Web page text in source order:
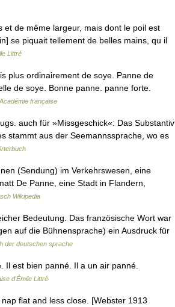
de même largeur, mais dont le poil est
se piquait tellement de belles mains, qu il
Littré
plus ordinairement de soye. Panne de
de soye. Bonne panne. panne forte.
française
auch für »Missgeschick«: Das Substantiv
stammt aus der Seemannssprache, wo es
(Sendung) im Verkehrswesen, eine
De Panne, eine Stadt in Flandern,
Wikipedia
Bedeutung. Das französische Wort war
auf die Bühnensprache) ein Ausdruck für
der deutschen sprache
est bien panné. Il a un air panné.
d'Émile Littré
flat and less close. [Webster 1913